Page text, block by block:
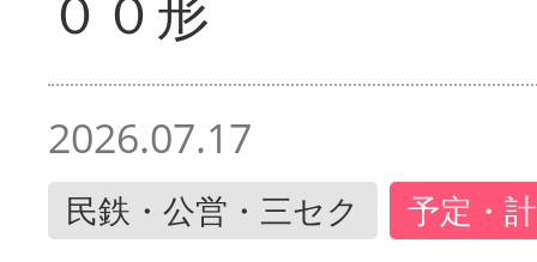
2026.07.17
民鉄・公営・三セク 予定・